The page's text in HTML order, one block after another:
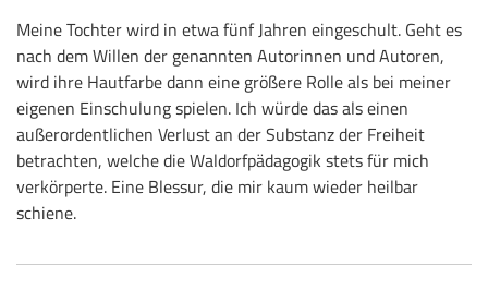
Meine Tochter wird in etwa fünf Jahren eingeschult. Geht es
nach dem Willen der genannten Autorinnen und Autoren,
wird ihre Hautfarbe dann eine größere Rolle als bei meiner
eigenen Einschulung spielen. Ich würde das als einen
außerordentlichen Verlust an der Substanz der Freiheit
betrachten, welche die Waldorfpädagogik stets für mich
verkörperte. Eine Blessur, die mir kaum wieder heilbar
schiene.